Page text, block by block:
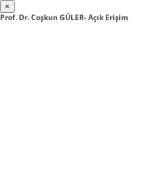
×
Prof. Dr. Coşkun GÜLER- Açık Erişim